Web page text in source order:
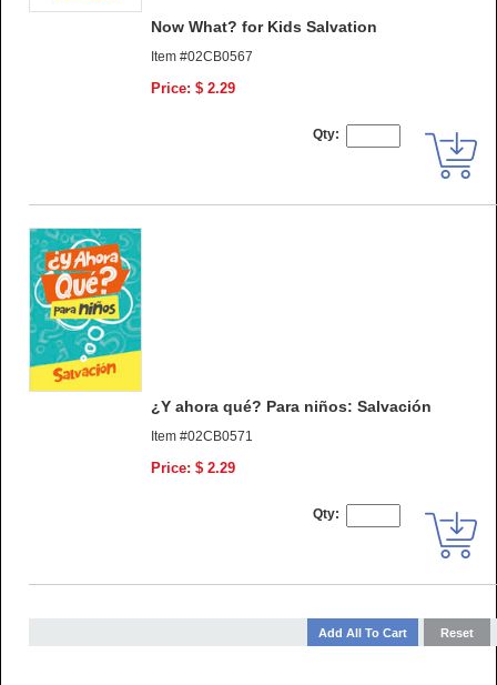
Now What? for Kids Salvation
Item #02CB0567
Price: $ 2.29
Qty:
¿Y ahora qué? Para niños: Salvación
Item #02CB0571
Price: $ 2.29
Qty: